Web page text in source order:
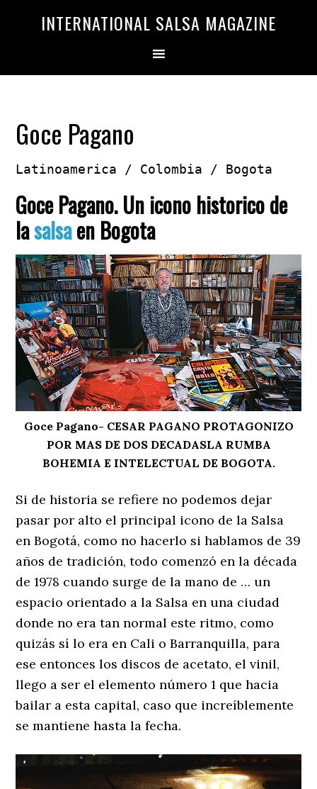
INTERNATIONAL SALSA MAGAZINE
Goce Pagano
Latinoamerica / Colombia / Bogota
Goce Pagano. Un icono historico de
lasalsaen Bogota
Goce Pagano- CESAR PAGANO PROTAGONIZO
POR MAS DE DOS DECADASLA RUMBA
BOHEMIA E INTELECTUAL DE BOGOTA.
Si de historia se refiere no podemos dejar
pasar por alto el principal icono de la Salsa
en Bogotá, como no hacerlo si hablamos de 39
años de tradición, todo comenzó en la década
de 1978 cuando surge de la mano de … un
espacio orientado a la Salsa en una ciudad
donde no era tan normal este ritmo, como
quizás sí lo era en Cali o Barranquilla, para
ese entonces los discos de acetato, el vinil,
llego a ser el elemento número 1 que hacia
bailar a esta capital, caso que increíblemente
se mantiene hasta la fecha.